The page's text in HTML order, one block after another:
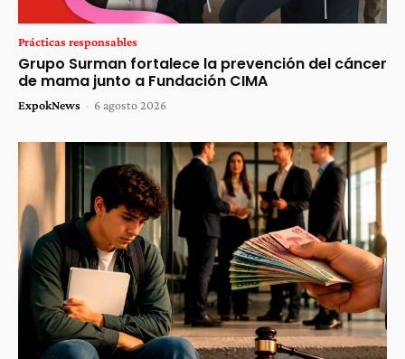
Prácticas responsables
Grupo Surman fortalece la prevención del cáncer
de mama junto a Fundación CIMA
ExpokNews - 6 agosto 2026